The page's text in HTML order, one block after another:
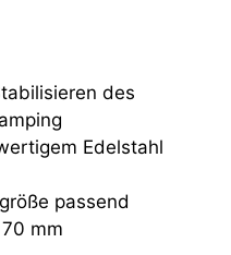
des
Edelstahl
passend
mm